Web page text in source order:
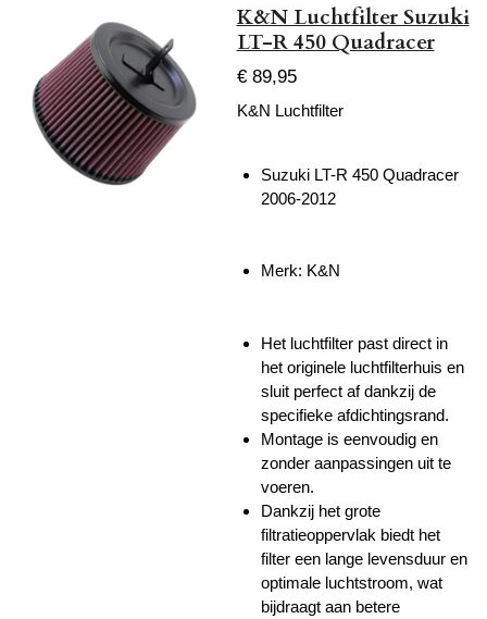
K&N Luchtfilter Suzuki
LT-R 450 Quadracer
€ 89,95
K&N Luchtfilter
Suzuki LT-R 450 Quadracer
2006-2012
Merk: K&N
Het luchtfilter past direct in
het originele luchtfilterhuis en
sluit perfect af dankzij de
specifieke afdichtingsrand.
Montage is eenvoudig en
zonder aanpassingen uit te
voeren.
Dankzij het grote
filtratieoppervlak biedt het
filter een lange levensduur en
optimale luchtstroom, wat
bijdraagt aan betere